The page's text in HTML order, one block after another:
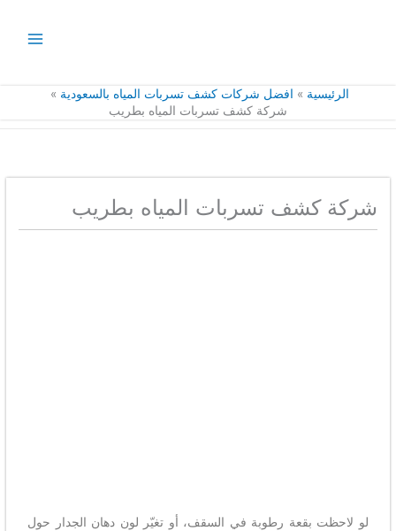
الرئيسية
افضل شركات كشف تسربات المياه بالسعودية
شركة كشف تسربات المياه بطريب
شركة كشف تسربات المياه بطريب
لو لاحظت بقعة رطوبة في السقف، أو تغيّر لون دهان الجدار حول